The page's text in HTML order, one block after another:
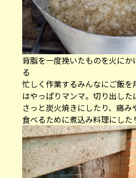
背脂を一度挽いたものを火に
る
忙しく作業するみんなにご飯を
はやっぱりマンマ。切り出した
さっと炭火焼きにしたり、痛み
食べるために煮込み料理にした